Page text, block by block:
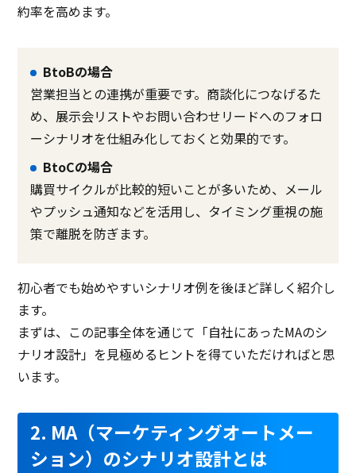
約率を高めます。
BtoBの場合
営業担当との連携が重要です。商談化につなげるた
め、展示会リストやお問い合わせリードへのフォロ
ーシナリオを仕組み化しておくと効果的です。
BtoCの場合
購買サイクルが比較的短いことが多いため、メール
やプッシュ通知などを活用し、タイミング重視の施
策で離脱を防ぎます。
初心者でも始めやすいシナリオ例を後ほど詳しく紹介し
ます。
まずは、この記事全体を通じて「自社にあったMAのシ
ナリオ設計」を見極めるヒントを得ていただければと思
います。
2. MA（マーケティングオートメー
ション）のシナリオ設計とは